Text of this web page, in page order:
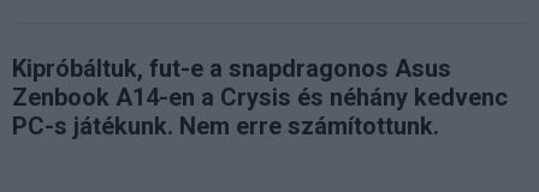
Kipróbáltuk, fut-e a snapdragonos Asus
Zenbook A14-en a Crysis és néhány kedvenc
PC-s játékunk. Nem erre számítottunk.